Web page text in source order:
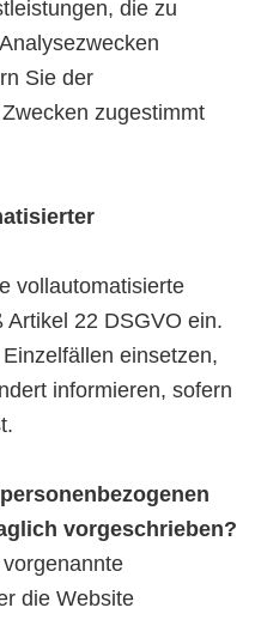
die zu
Sie der
zugestimmt
vollautomatisierte
22 DSGVO ein.
einsetzen,
informieren, sofern
vorgeschrieben?
die Website